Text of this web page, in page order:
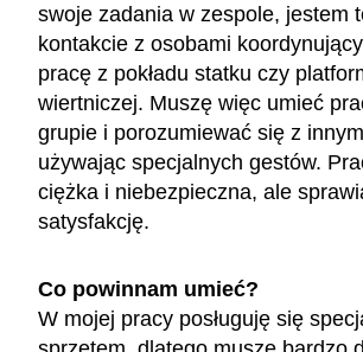
swoje zadania w zespole, jestem
kontakcie z osobami
pracę z pokładu statku czy
wiertniczej. Muszę więc umieć
grupie i porozumiewać się z
używając specjalnych gestów.
ciężka i niebezpieczna, ale
satysfakcję.
Co powinnam umieć?
W mojej pracy posługuję się